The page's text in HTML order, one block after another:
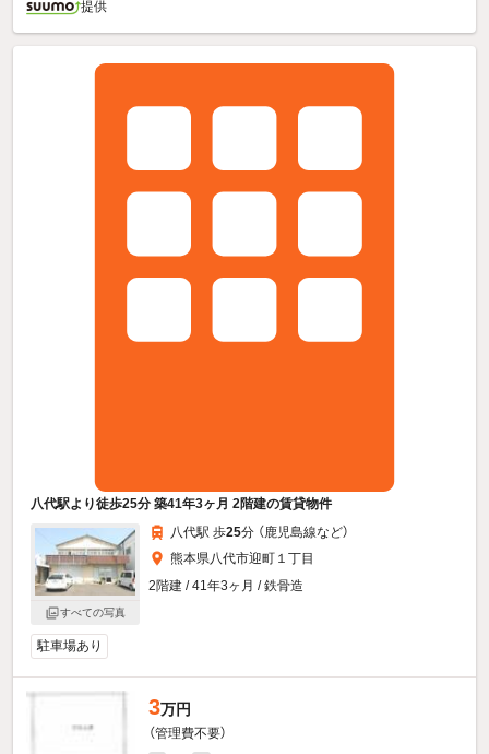
提供
八代駅より徒歩25分 築41年3ヶ月 2階建の賃貸物件
すべての写真
八代駅 歩25分 （鹿児島線など）
熊本県八代市迎町１丁目
2階建 / 41年3ヶ月 / 鉄骨造
駐車場あり
3万円
（管理費不要）